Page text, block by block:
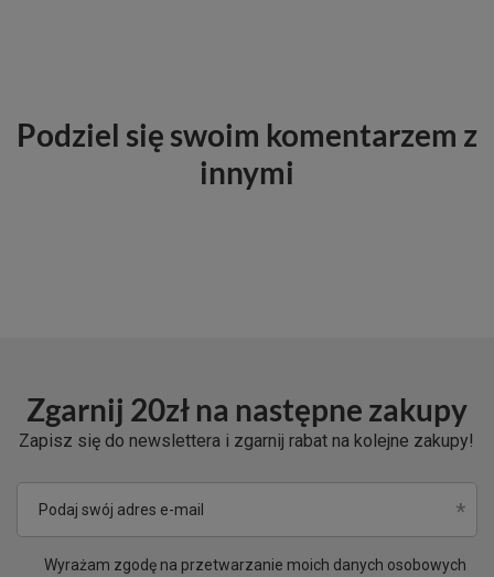
Podziel się swoim komentarzem z
innymi
Zgarnij 20zł na następne zakupy
Zapisz się do newslettera i zgarnij rabat na kolejne zakupy!
Podaj swój adres e-mail
Wyrażam zgodę na przetwarzanie moich danych osobowych